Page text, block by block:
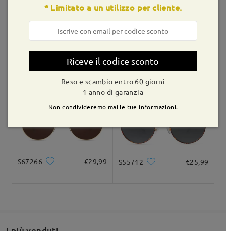
Fai una domanda
Consegnato
€29,99 LT9913
S67266 €29,99 S55712 €25,99
* Limitato a un utilizzo per cliente.
Riceve il codice sconto
Reso e scambio entro 60 giorni
1 anno di garanzia
Non condivideremo mai le tue informazioni.